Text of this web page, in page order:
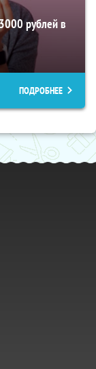
рублей в
ПОДРОБНЕЕ